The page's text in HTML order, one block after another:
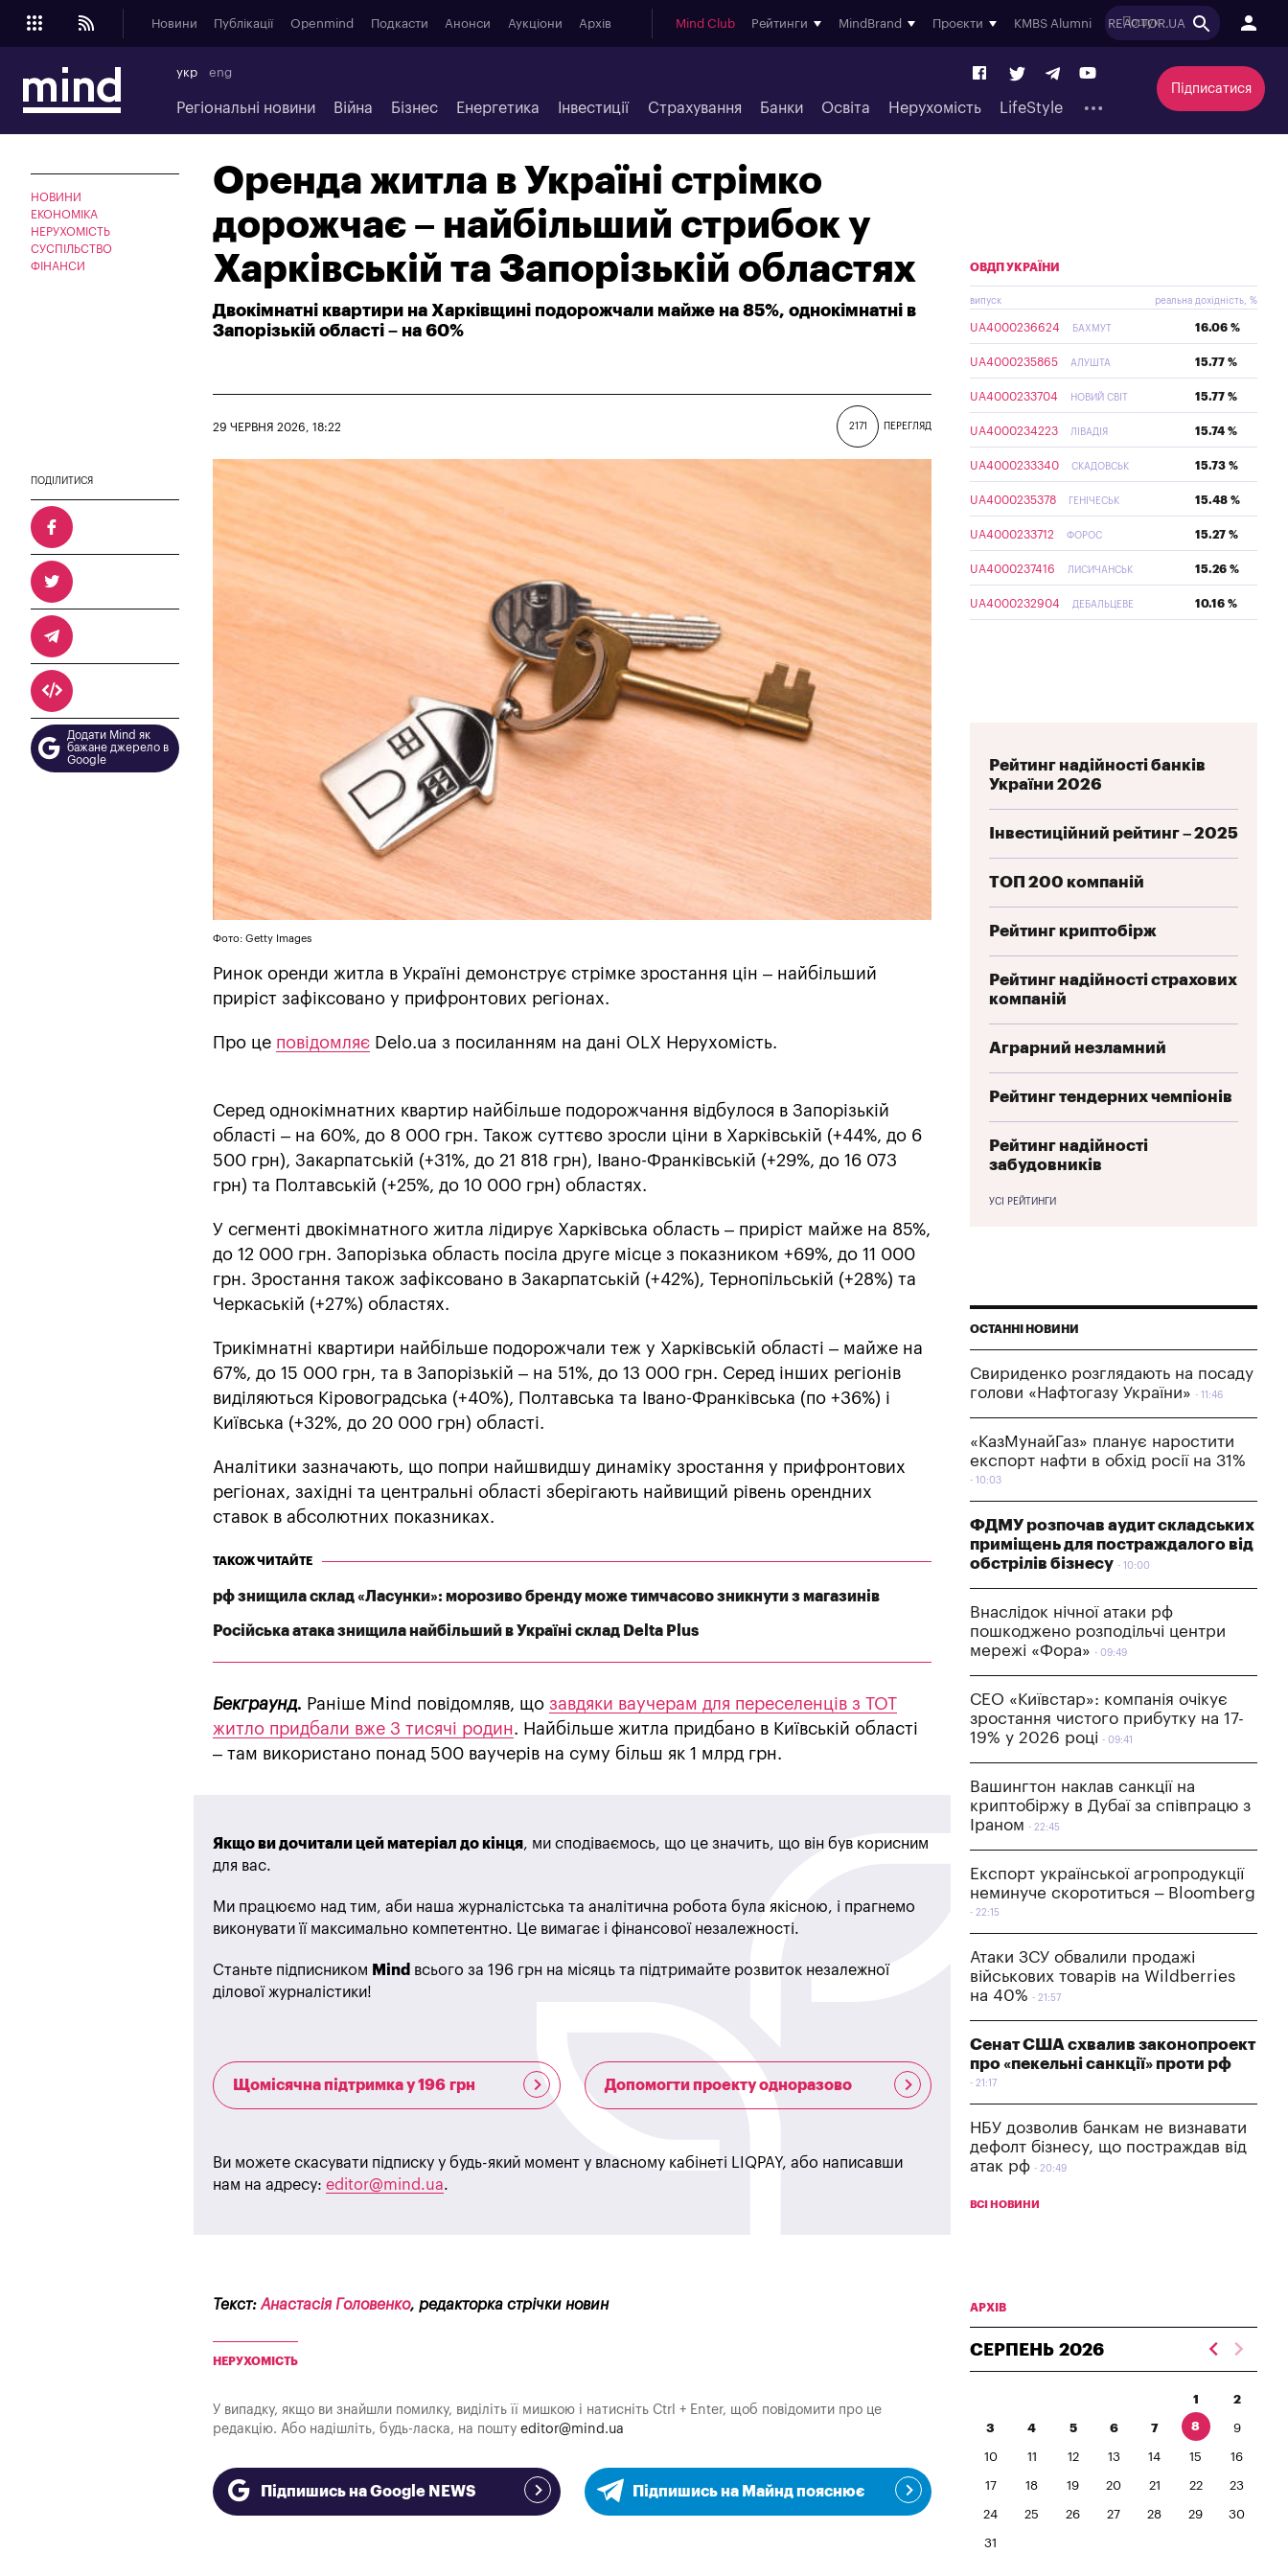
Новини Публікації Openmind Подкасти Анонси Аукціони Архів Mind Club Рейтинги MindBrand Проєкти KMBS Alumni REACTOR.UA
укр eng
Регіональні новини Війна Бізнес Енергетика Інвестиції Страхування Банки Освіта Нерухомість LifeStyle
Підписатися
НОВИНИ
ЕКОНОМІКА
НЕРУХОМІСТЬ
СУСПІЛЬСТВО
ФІНАНСИ
Оренда житла в Україні стрімко
дорожчає – найбільший стрибок у
Харківській та Запорізькій областях
Двокімнатні квартири на Харківщині подорожчали майже на 85%, однокімнатні в
Запорізькій області – на 60%
2171 ПЕРЕГЛЯД
29 ЧЕРВНЯ 2026, 18:22
ПОДІЛИТИСЯ
Додати Mind як
бажане джерело в
Google
Фото: Getty Images
Ринок оренди житла в Україні демонструє стрімке зростання цін – найбільший
приріст зафіксовано у прифронтових регіонах.
Про це повідомляє Delo.ua з посиланням на дані OLX Нерухомість.
Серед однокімнатних квартир найбільше подорожчання відбулося в Запорізькій
області – на 60%, до 8 000 грн. Також суттєво зросли ціни в Харківській (+44%, до 6
500 грн), Закарпатській (+31%, до 21 818 грн), Івано-Франківській (+29%, до 16 073
грн) та Полтавській (+25%, до 10 000 грн) областях.
У сегменті двокімнатного житла лідирує Харківська область – приріст майже на 85%,
до 12 000 грн. Запорізька область посіла друге місце з показником +69%, до 11 000
грн. Зростання також зафіксовано в Закарпатській (+42%), Тернопільській (+28%) та
Черкаській (+27%) областях.
Трикімнатні квартири найбільше подорожчали теж у Харківській області – майже на
67%, до 15 000 грн, та в Запорізькій – на 51%, до 13 000 грн. Серед інших регіонів
виділяються Кіровоградська (+40%), Полтавська та Івано-Франківська (по +36%) і
Київська (+32%, до 20 000 грн) області.
Аналітики зазначають, що попри найшвидшу динаміку зростання у прифронтових
регіонах, західні та центральні області зберігають найвищий рівень орендних
ставок в абсолютних показниках.
ТАКОЖ ЧИТАЙТЕ
рф знищила склад «Ласунки»: морозиво бренду може тимчасово зникнути з магазинів
Російська атака знищила найбільший в Україні склад Delta Plus
Бекграунд. Раніше Mind повідомляв, що завдяки ваучерам для переселенців з ТОТ
житло придбали вже 3 тисячі родин. Найбільше житла придбано в Київській області
– там використано понад 500 ваучерів на суму більш як 1 млрд грн.
Якщо ви дочитали цей матеріал до кінця, ми сподіваємось, що це значить, що він був корисним
для вас.
Ми працюємо над тим, аби наша журналістська та аналітична робота була якісною, і прагнемо
виконувати її максимально компетентно. Це вимагає і фінансової незалежності.
Станьте підписником Mind всього за 196 грн на місяць та підтримайте розвиток незалежної
ділової журналістики!
Щомісячна підтримка у 196 грн Допомогти проекту одноразово
Ви можете скасувати підписку у будь-який момент у власному кабінеті LIQPAY, або написавши
нам на адресу: editor@mind.ua.
Текст:Анастасія Головенко, редакторка стрічки новин
НЕРУХОМІСТЬ
У випадку, якщо ви знайшли помилку, виділіть її мишкою і натисніть Ctrl + Enter, щоб повідомити про це
редакцію. Або надішліть, будь-ласка, на пошту editor@mind.ua
Підпишись на Google NEWS Підпишись на Майнд пояснює
ОВДП УКРАЇНИ
випуск реальна дохідність, %
UA4000236624 БАХМУТ 16.06 %
UA4000235865 АЛУШТА 15.77 %
UA4000233704 НОВИЙ СВІТ 15.77 %
UA4000234223 ЛІВАДІЯ 15.74 %
UA4000233340 СКАДОВСЬК 15.73 %
UA4000235378 ГЕНІЧЕСЬК 15.48 %
UA4000233712 ФОРОС 15.27 %
UA4000237416 ЛИСИЧАНСЬК 15.26 %
UA4000232904 ДЕБАЛЬЦЕВЕ 10.16 %
Рейтинг надійності банків
України 2026
Інвестиційний рейтинг – 2025
ТОП 200 компаній
Рейтинг криптобірж
Рейтинг надійності страхових
компаній
Аграрний незламний
Рейтинг тендерних чемпіонів
Рейтинг надійності
забудовників
УСІ РЕЙТИНГИ
ОСТАННІ НОВИНИ
Свириденко розглядають на посаду
голови «Нафтогазу України»
11:46
«КазМунайГаз» планує наростити
експорт нафти в обхід росії на 31%
10:03
ФДМУ розпочав аудит складських
приміщень для постраждалого від
обстрілів бізнесу
10:00
Внаслідок нічної атаки рф
пошкоджено розподільчі центри
мережі «Фора»
09:49
СЕО «Київстар»: компанія очікує
зростання чистого прибутку на 17-
19% у 2026 році
09:41
Вашингтон наклав санкції на
криптобіржу в Дубаї за співпрацю з
Іраном
22:45
Експорт української агропродукції
неминуче скоротиться – Bloomberg
22:15
Атаки ЗСУ обвалили продажі
військових товарів на Wildberries
на 40%
21:57
Сенат США схвалив законопроект
про «пекельні санкції» проти рф
21:17
НБУ дозволив банкам не визнавати
дефолт бізнесу, що постраждав від
атак рф
20:49
ВСІ НОВИНИ
АРХІВ
СЕРПЕНЬ 2026
1 2
3 4 5 6 7 8 9
10 11 12 13 14 15 16
17 18 19 20 21 22 23
24 25 26 27 28 29 30
31